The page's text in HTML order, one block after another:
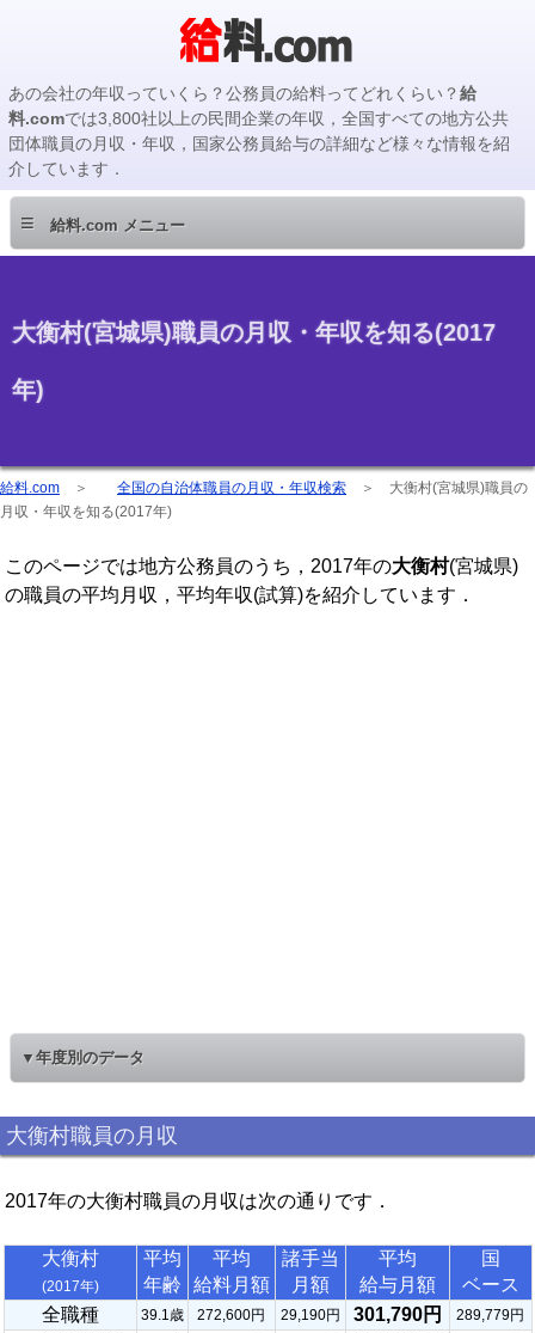
あの会社の年収っていくら？公務員の給料ってどれくらい？給
料.comでは3,800社以上の民間企業の年収，全国すべての地方公共
団体職員の月収・年収，国家公務員給与の詳細など様々な情報を紹
介しています．
≡ 給料.com メニュー
大衡村(宮城県)職員の月収・年収を知る(2017
年)
給料.com ＞ 全国の自治体職員の月収・年収検索 ＞ 大衡村(宮城県)職員の
月収・年収を知る(2017年)
このページでは地方公務員のうち，2017年の大衡村(宮城県)
の職員の平均月収，平均年収(試算)を紹介しています．
▼年度別のデータ
大衡村職員の月収
2017年の大衡村職員の月収は次の通りです．
大衡村
(2017年)
平均
年齢
平均
給料月額
諸手当
月額
平均
給与月額
国
ベース
全職種
39.1歳 272,600円 29,190円 301,790円 289,779円